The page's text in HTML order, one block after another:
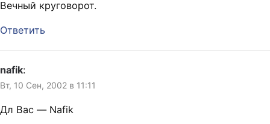
Вечный круговорот.
Ответить
nafik:
Вт, 10 Сен, 2002 в 11:11
Дл Вас — Nafik